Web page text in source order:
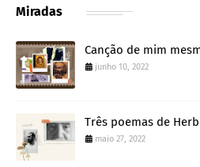
Miradas
Canção de mim
junho 10, 2022
Três poemas de
maio 27, 2022